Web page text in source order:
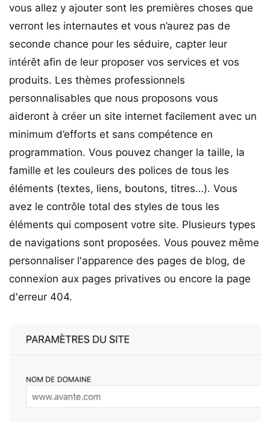
vous allez y ajouter sont les premières choses que
verront les internautes et vous n’aurez pas de
seconde chance pour les séduire, capter leur
intérêt afin de leur proposer vos services et vos
produits. Les thèmes professionnels
personnalisables que nous proposons vous
aideront à créer un site internet facilement avec un
minimum d’efforts et sans compétence en
programmation. Vous pouvez changer la taille, la
famille et les couleurs des polices de tous les
éléments (textes, liens, boutons, titres…). Vous
avez le contrôle total des styles de tous les
éléments qui composent votre site. Plusieurs types
de navigations sont proposées. Vous pouvez même
personnaliser l'apparence des pages de blog, de
connexion aux pages privatives ou encore la page
d'erreur 404.